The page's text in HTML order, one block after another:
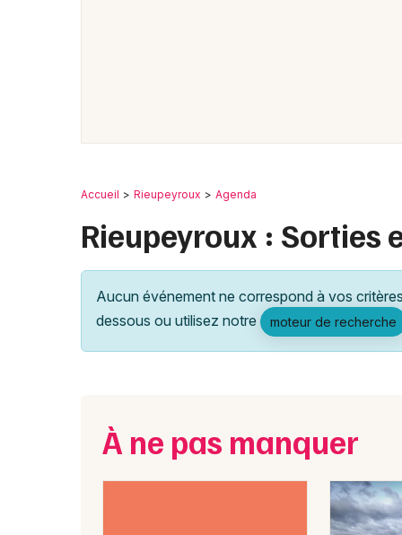
Accueil Rieupeyroux Agenda
Rieupeyroux : Sorties
Aucun événement ne correspond à vos
dessous ou utilisez notre
moteur de recherche
À ne pas manquer